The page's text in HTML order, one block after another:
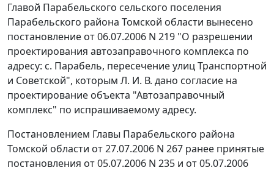
Главой Парабельского сельского поселения
Парабельского района Томской области вынесено
постановление от 06.07.2006 N 219 "О разрешении
проектирования автозаправочного комплекса по
адресу: с. Парабель, пересечение улиц Транспортной
и Советской", которым Л. И. В. дано согласие на
проектирование объекта "Автозаправочный
комплекс" по испрашиваемому адресу.
Постановлением Главы Парабельского района
Томской области от 27.07.2006 N 267 ранее принятые
постановления от 05.07.2006 N 235 и от 05.07.2006